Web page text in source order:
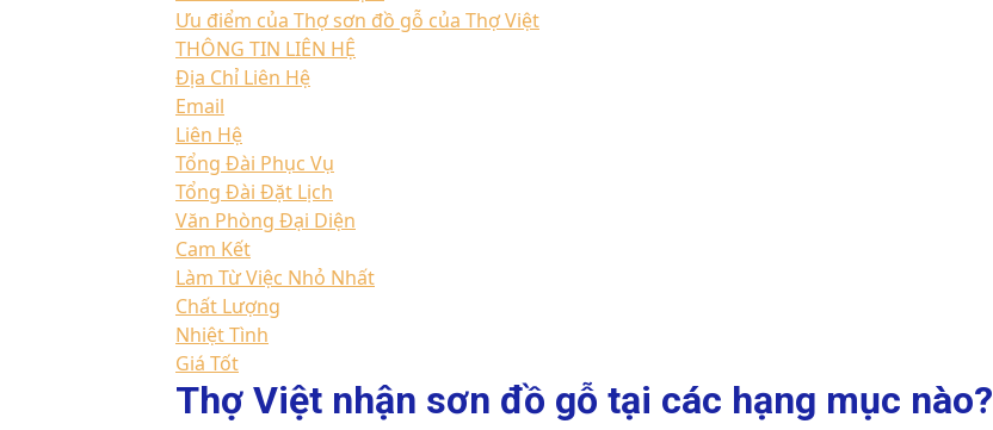
Ưu điểm của Thợ sơn đồ gỗ của Thợ Việt
THÔNG TIN LIÊN HỆ
Địa Chỉ Liên Hệ
Email
Liên Hệ
Tổng Đài Phục Vụ
Tổng Đài Đặt Lịch
Văn Phòng Đại Diện
Cam Kết
Làm Từ Việc Nhỏ Nhất
Chất Lượng
Nhiệt Tình
Giá Tốt
Thợ Việt nhận sơn đồ gỗ tại các hạng mục nào?